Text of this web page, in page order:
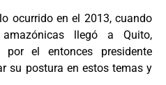
ocurrido en el 2013, cuando
llegó a Quito,
por el entonces presidente
su postura en estos temas y